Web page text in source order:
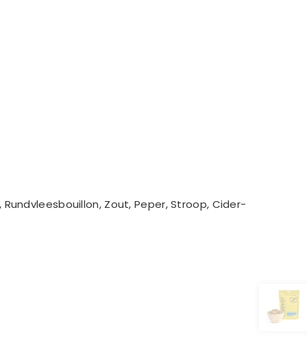
Zout, Peper, Stroop, Cider-